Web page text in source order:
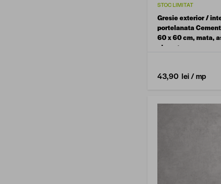
STOC LIMITAT
Gresie exterior /
portelanata
60 x 60 cm, mata,
ciment
43,90 lei/ mp